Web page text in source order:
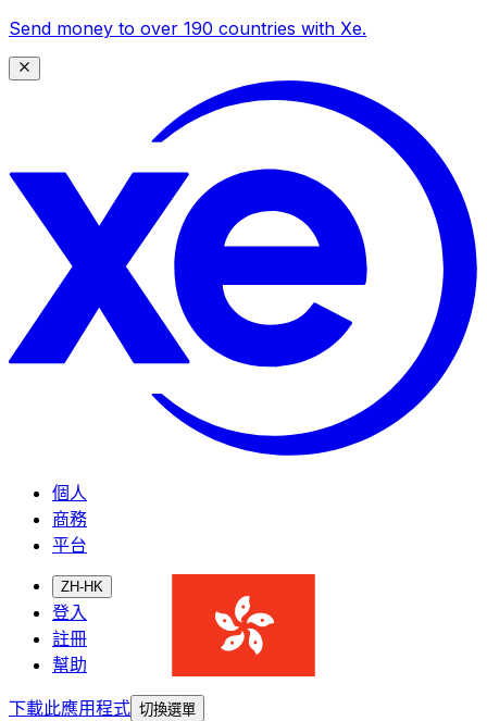
Send money to over 190 countries with Xe.
個人
商務
平台
ZH-HK
登入
註冊
幫助
下載此應用程式 切換選單